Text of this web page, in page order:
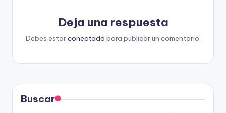
Deja una respuesta
Debes estarconectado para publicar un comentario.
Buscar